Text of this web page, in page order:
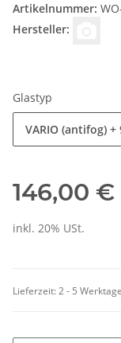
Artikelnummer:
Hersteller:
Glastyp
VARIO (antifog) +
146,00 €
inkl. 20% USt.
Lieferzeit:2 - 5 Werktage